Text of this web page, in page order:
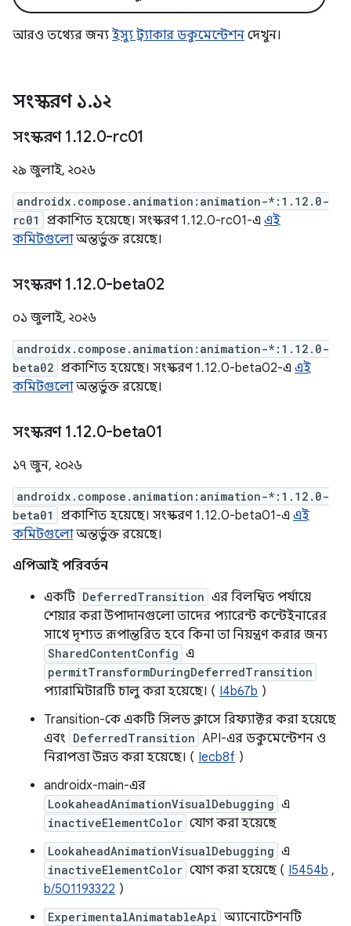
আরও তথ্যের জন্য ইস্যু ট্র্যাকার ডকুমেন্টেশন দেখুন।
সংস্করণ ১.১২
সংস্করণ 1.12.0-rc01
২৯ জুলাই, ২০২৬
androidx.compose.animation:animation-*:1.12.0-
rc01
প্রকাশিত হয়েছে। সংস্করণ 1.12.0-rc01-এ এই
কমিটগুলোঅন্তর্ভুক্ত রয়েছে।
সংস্করণ 1.12.0-beta02
০১ জুলাই, ২০২৬
androidx.compose.animation:animation-*:1.12.0-
beta02 প্রকাশিত হয়েছে। সংস্করণ 1.12.0-beta02-এ এই
কমিটগুলোঅন্তর্ভুক্ত রয়েছে।
সংস্করণ 1.12.0-beta01
১৭ জুন, ২০২৬
androidx.compose.animation:animation-*:1.12.0-
beta01
প্রকাশিত হয়েছে। সংস্করণ 1.12.0-beta01-এ এই
কমিটগুলোঅন্তর্ভুক্ত রয়েছে।
এপিআই পরিবর্তন
একটি DeferredTransition এর বিলম্বিত পর্যায়ে
শেয়ার করা উপাদানগুলো তাদের প্যারেন্ট কন্টেইনারের
সাথে দৃশ্যত রূপান্তরিত হবে কিনা তা নিয়ন্ত্রণ করার জন্য
SharedContentConfig এ
permitTransformDuringDeferredTransition
প্যারামিটারটি চালু করা হয়েছে। ( I4b67b )
Transition-কে একটি সিলড ক্লাসে রিফ্যাক্টর করা হয়েছে
এবং DeferredTransition API-এর ডকুমেন্টেশন ও
নিরাপত্তা উন্নত করা হয়েছে। ( Iecb8f )
androidx-main-এর
LookaheadAnimationVisualDebugging এ
inactiveElementColor যোগ করা হয়েছে
LookaheadAnimationVisualDebugging এ
inactiveElementColor যোগ করা হয়েছে ( I5454b ,
b/501193322 )
ExperimentalAnimatableApi অ্যানোটেশনটি